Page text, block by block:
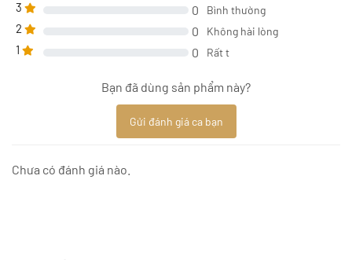
3 0 Bình thường
2 0 Không hài lòng
1 0 Rất t
Bạn đã dùng sản phẩm này?
Gửi đánh giá ca bạn
Chưa có đánh giá nào.